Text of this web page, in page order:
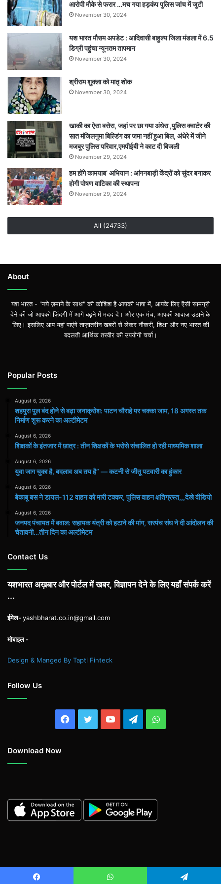
शुरू
करने
का
अल्टीमेटम
आरोपी मौके से फरार …मच गया हड़कंप पुलिस जांच में जुटी
November 30, 2024
यश भारत मौसम अपडेट : आदिवासी बाहुल्य जिला मंडला में 6.5
डिग्री पहुंचा न्यूनतम तापमान
November 30, 2024
श्रीराम शुक्ला को मातृ शोक
November 30, 2024
खाकी का ऐसा बसेरा, जहां पर छा गया अंधेरा ,पुलिस क्वार्टर की
सात मंजिलनुमा बिल्डिंग का जमा नहीं हुआ बिल, अंधेरे में जीने
मजबूर पुलिस परिवार,एमपीईबी ने काट दी बिजली
November 29, 2024
हम होंगे कामयाब’ अभियान : आंगनबाड़ी केंद्रों को सुंदर बनाकर
होगी पोषण वाटिका की स्थापना
November 29, 2024
All (24733)
About
यश भारत - "नये ज़माने के साथ" की कोशिश है आपकी भाषा में, आपके लिए ऎसी सामग्री
देने की जो आपको ज़िंदगी में आगे बढ़ने में मदद दे। और एक मंच, आपकी आवाज़ उठाने के
लिए। इसलिए आप यहां पाएंगे ताज़ातरीन खबरों से लेकर नौकरी, शिक्षा और नए भारत की
बदलती आर्थिक तस्वीर की उपयोगी चर्चा।
Popular Posts
August 6, 2026
शहपुरा पुल बंद होने से बढ़ा जनाक्रोश: पाटन चौराहे पर चक्का जाम, 18 अगस्त तक
निर्माण शुरू करने का अल्टीमेटम
August 6, 2026
शिक्षकों के इंतजार में छात्र : तीन शिक्षकों के भरोसे संचालित हो रही माध्यमिक शाला
August 6, 2026
युवा जाग चुका है, बदलाव अब तय है” — कटनी से जीतू पटवारी का हुंकार
August 6, 2026
बेकाबू बस ने डायल-112 वाहन को मारी टक्कर, पुलिस वाहन क्षतिग्रस्त,,,देखे वीडियो
August 6, 2026
जनपद पंचायत में बवाल: सहायक यंत्री को हटाने की मांग, सरपंच संघ ने दी आंदोलन की
चेतावनी…तीन दिन का अल्टीमेटम
Contact Us
यशभारत अख़बार और पोर्टल में खबर, विज्ञापन देने के लिए यहाँ संपर्क करें
...
ईमेल-yashbharat.co.in@gmail.com
मोबाइल -
Design & Manged By Tapti Finteck
Follow Us
Facebook
TwitterYouTubeTelegramWhatsApp
Download Now